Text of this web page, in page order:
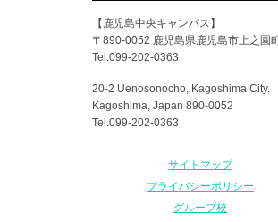
【鹿児島中央キャンパス】
〒890-0052 鹿児島県鹿児島市上之園
Tel.099-202-0363
20-2 Uenosonocho, Kagoshima City.
Kagoshima, Japan 890-0052
Tel.099-202-0363
サイトマップ
プライバシーポリシー
グループ校